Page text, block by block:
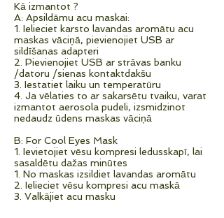
Kā izmantot ?
A: Apsildāmu acu maskai:
1. Ielieciet karsto lavandas aromātu acu
maskas vāciņā, pievienojiet USB ar
sildīšanas adapteri
2. Pievienojiet USB ar strāvas banku
/datoru /sienas kontaktdakšu
3. Iestatiet laiku un temperatūru
4. Ja vēlaties to ar sakarsētu tvaiku, varat
izmantot aerosola pudeli, izsmidzinot
nedaudz ūdens maskas vāciņā
B: For Cool Eyes Mask
1. Ievietojiet vēsu kompresi ledusskapī, lai
sasaldētu dažas minūtes
1. No maskas izsildiet lavandas aromātu
2. Ielieciet vēsu kompresi acu maskā
3. Valkājiet acu masku